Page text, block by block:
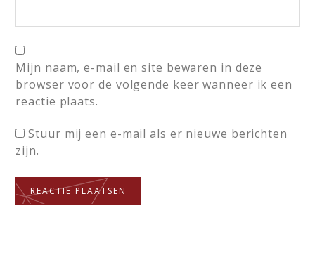
Mijn naam, e-mail en site bewaren in deze
browser voor de volgende keer wanneer ik een
reactie plaats.
Stuur mij een e-mail als er nieuwe berichten
zijn.